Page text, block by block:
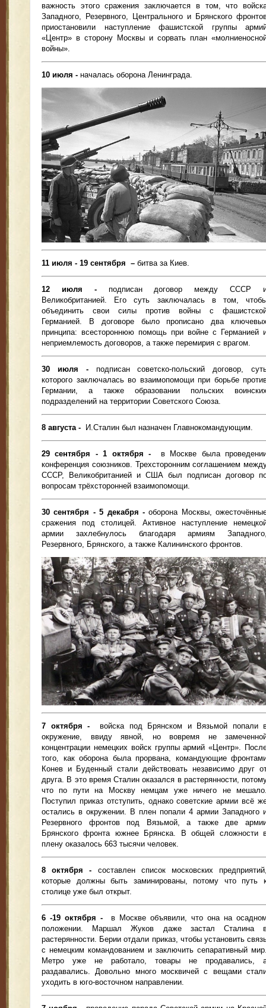
важность этого сражения заключается в том, что
Западного, Резервного, Центрального и Брянского
приостановили наступление фашистской группы
«Центр» в сторону Москвы и сорвать план
войны».
10 июля - началась оборона Ленинграда.
11 июля - 19 сентября – битва за Киев.
12 июля -подписан договор между СССР
Великобританией. Его суть заключалась в том,
объединить свои силы против войны с
Германией. В договоре было прописано два
принципа: всестороннюю помощь при войне с Германией
неприемлемость договоров, а также перемирия с врагом.
30 июля -подписан советско-польский договор,
которого заключалась во взаимопомощи при борьбе
Германии, а также образовании польских
подразделений на территории Советского Союза.
8 августа - И.Сталин был назначен Главнокомандующим.
29 сентября - 1 октября - в Москве была
конференция союзников. Трехсторонним соглашением
СССР, Великобританией и США был подписан договор
вопросам трёхсторонней взаимопомощи.
30 сентября - 5 декабря -оборона Москвы,
сражения под столицей. Активное наступление
армии захлебнулось благодаря армиям
Резервного, Брянского, а также Калининского фронтов.
7 октября - войска под Брянском и Вязьмой попали
окружение, ввиду явной, но вовремя не
концентрации немецких войск группы армий «Центр».
того, как оборона была прорвана, командующие
Конев и Буденный стали действовать независимо друг
друга. В это время Сталин оказался в растерянности,
что по пути на Москву немцам уже ничего не
Поступил приказ отступить, однако советские армии всё
остались в окружении. В плен попали 4 армии Западного
Резервного фронтов под Вязьмой, а также две
Брянского фронта южнее Брянска. В общей сложности
плену оказалось 663 тысячи человек.
8 октября - составлен список московских
которые должны быть заминированы, потому что путь
столице уже был открыт.
6 -19 октября - в Москве объявили, что она на
положении. Маршал Жуков даже застал Сталина
растерянности. Берии отдали приказ, чтобы установить
с немецким командованием и заключить сепаративный
Метро уже не работало, товары не продавались,
раздавались. Довольно много москвичей с вещами
уходить в юго-восточном направлении.